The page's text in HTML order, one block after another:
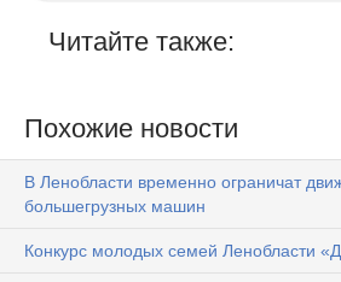
Читайте также:
Похожие новости
В Ленобласти временно ограничат
большегрузных машин
Конкурс молодых семей Ленобласти